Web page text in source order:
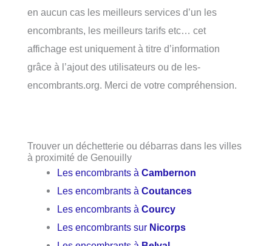
en aucun cas les meilleurs services d’un les
encombrants, les meilleurs tarifs etc… cet
affichage est uniquement à titre d’information
grâce à l’ajout des utilisateurs ou de les-
encombrants.org. Merci de votre compréhension.
Trouver un déchetterie ou débarras dans les villes
à proximité de Genouilly
Les encombrants àCambernon
Les encombrants àCoutances
Les encombrants àCourcy
Les encombrants sur Nicorps